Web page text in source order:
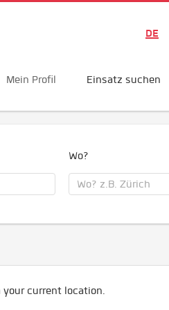
DE
Mein Profil Einsatz suchen
Wo?
current location.